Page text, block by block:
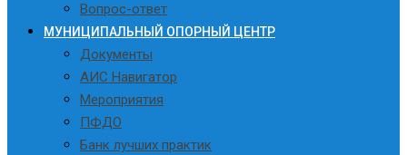
Вопрос-ответ
МУНИЦИПАЛЬНЫЙ ОПОРНЫЙ ЦЕНТР
Документы
АИС Навигатор
Мероприятия
ПФДО
Банк лучших практик